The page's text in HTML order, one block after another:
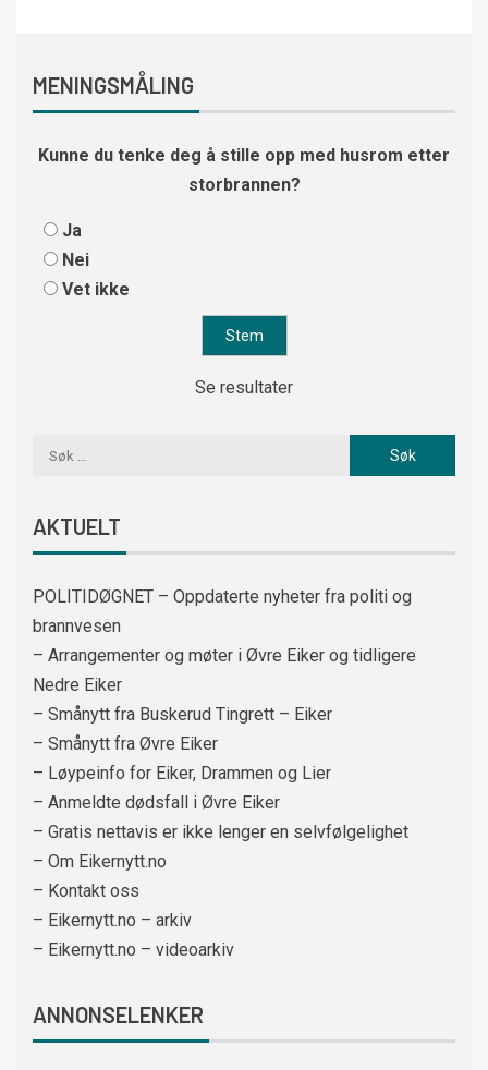
MENINGSMÅLING
Kunne du tenke deg å stille opp med husrom etter
storbrannen?
Ja
Nei
Vet ikke
Se resultater
AKTUELT
POLITIDØGNET – Oppdaterte nyheter fra politi og
brannvesen
– Arrangementer og møter i Øvre Eiker og tidligere
Nedre Eiker
– Smånytt fra Buskerud Tingrett – Eiker
– Smånytt fra Øvre Eiker
– Løypeinfo for Eiker, Drammen og Lier
– Anmeldte dødsfall i Øvre Eiker
– Gratis nettavis er ikke lenger en selvfølgelighet
– Om Eikernytt.no
– Kontakt oss
– Eikernytt.no – arkiv
– Eikernytt.no – videoarkiv
ANNONSELENKER